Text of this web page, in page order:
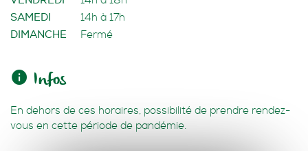
SAMEDI
14h à 17h
DIMANCHE
Fermé
Infos
En dehors de ces horaires, possibilité de prendre rendez-
vous en cette période de pandémie.